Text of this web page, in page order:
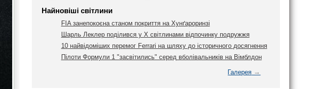
Найновіші світлини
FIA занепокоєна станом покриття на Хунґароринзі
Шарль Леклер поділився у Х світлинами відпочинку подружжя
10 найвідоміших перемог Ferrari на шляху до історичного досягнення
Пілоти Формули 1 "засвітились" серед вболівальників на Вімблдон
Галерея →